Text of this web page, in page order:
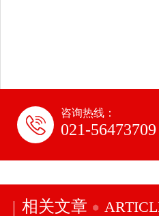
咨询热线：
021-56473709
相关文章